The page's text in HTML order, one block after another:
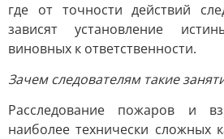
где от точности действий
зависят установление
виновных к ответственности.
Зачем следователям такие
Расследование пожаров и
наиболее технически сложных